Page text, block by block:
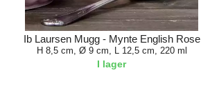
Ib Laursen Mugg - Mynte English Rose
H 8,5 cm, Ø 9 cm, L 12,5 cm, 220 ml
I lager